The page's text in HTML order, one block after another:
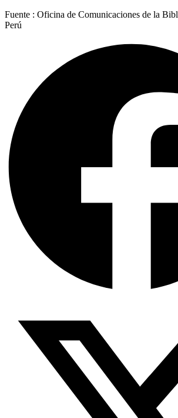
Fuente : Oficina de Comunicaciones de la
Perú